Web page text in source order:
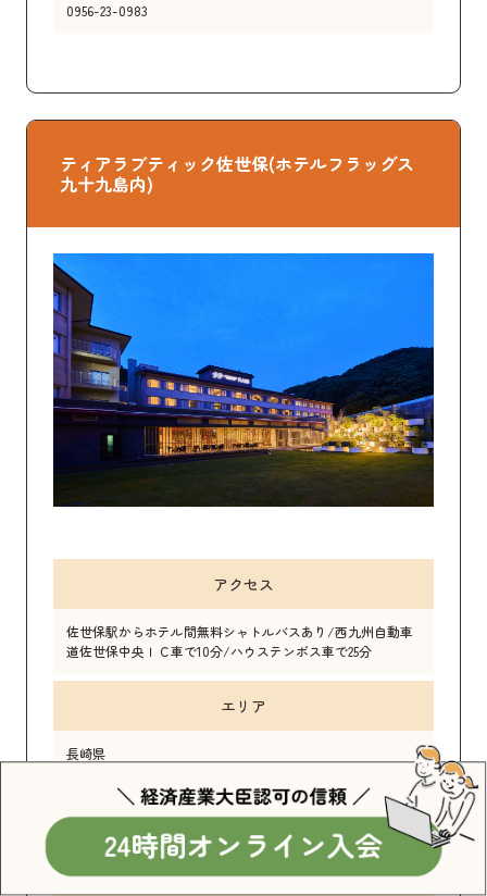
0956-23-0983
ティアラブティック佐世保(ホテルフラッグス
九十九島内)
アクセス
佐世保駅からホテル間無料シャトルバスあり/西九州自動車
道佐世保中央ＩＣ車で10分/ハウステンボス車で25分
エリア
長崎県
所在地
長崎県佐世保市鹿子前町740